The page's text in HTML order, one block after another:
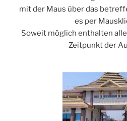
mit der Maus über das
es per
Soweit möglich enthalten
Zeitpunkt der